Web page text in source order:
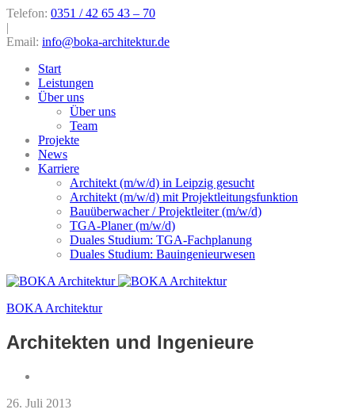
Telefon: 0351 / 42 65 43 – 70
|
Email: info@boka-architektur.de
Start
Leistungen
Über uns
Über uns
Team
Projekte
News
Karriere
Architekt (m/w/d) in Leipzig gesucht
Architekt (m/w/d) mit Projektleitungsfunktion
Bauüberwacher / Projektleiter (m/w/d)
TGA-Planer (m/w/d)
Duales Studium: TGA-Fachplanung
Duales Studium: Bauingenieurwesen
BOKA Architektur
Architekten und Ingenieure
26. Juli 2013